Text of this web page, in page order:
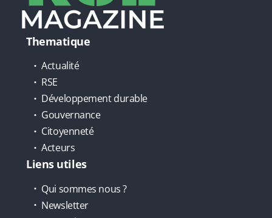
Thematique
Actualité
RSE
Développement durable
Gouvernance
Citoyenneté
Acteurs
Liens utiles
Qui sommes nous ?
Newsletter